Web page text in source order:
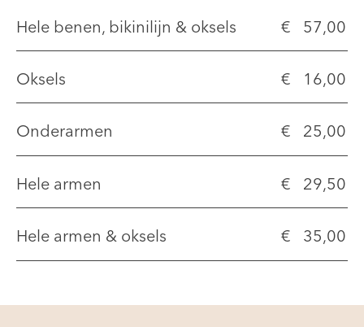
Hele benen, bikinilijn & oksels € 57,00
Oksels € 16,00
Onderarmen € 25,00
Hele armen € 29,50
Hele armen & oksels € 35,00